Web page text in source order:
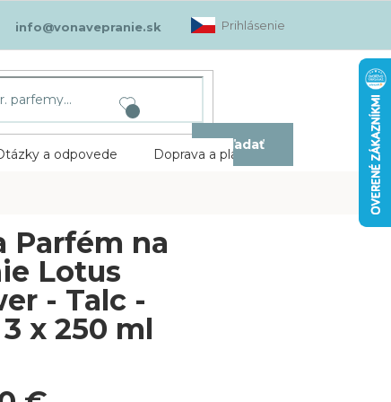
info@vonavepranie.sk Prihlásenie
Hľadať
a odpovede Doprava a platba
Parfém na
Lotus
- Talc -
x 250 ml